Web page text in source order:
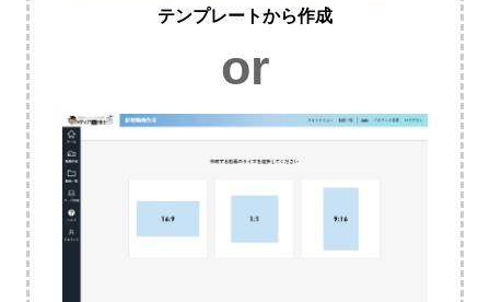
テンプレートから作成
or